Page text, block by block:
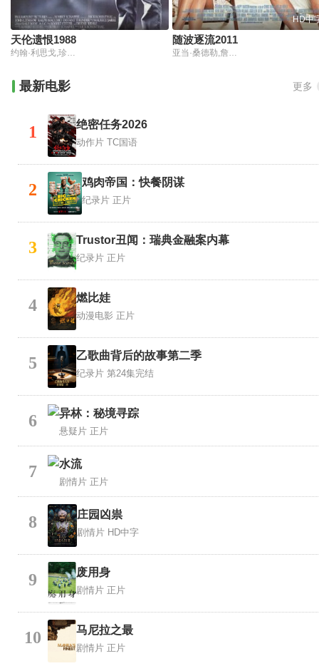
天伦遗恨1988
约翰·利思戈,珍妮特·玛戈林,拉尔夫·马基奥
HD中
随波逐流2011
亚当·桑德勒,詹妮弗·安妮斯顿,妮可·基德曼,尼克·斯旺森,布鲁克琳·黛克,拜莉·麦迪逊,格里芬·格鲁克,戴夫·马休斯,凯文·尼龙,瑞秋·德拉彻,艾伦·卡瓦特,丹·帕特里克,敏卡·凯利,杰姬·桑德勒
最新电影 更多
1 绝密任务2026
动作片 TC国语
2 鸡肉帝国：快餐阴谋
纪录片 正片
3 Trustor丑闻：瑞典金融案内幕
纪录片 正片
4 燃比娃
动漫电影 正片
5 乙歌曲背后的故事第二季
纪录片 第24集完结
6 异林：秘境寻踪
悬疑片 正片
7 水流
剧情片 正片
8 庄园凶祟
剧情片 HD中字
9 废用身
剧情片 正片
10 马尼拉之最
剧情片 正片